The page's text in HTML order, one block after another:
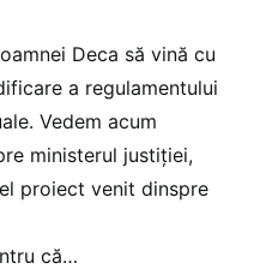
Deca să vină cu
a regulamentului
Vedem acum
ministerul justiției,
proiect venit dinspre
că…